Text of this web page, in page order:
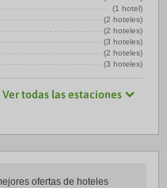
(1 hotel)
(2 hoteles)
(2 hoteles)
(3 hoteles)
(2 hoteles)
(3 hoteles)
Ver todas las estaciones
ofertas de hoteles